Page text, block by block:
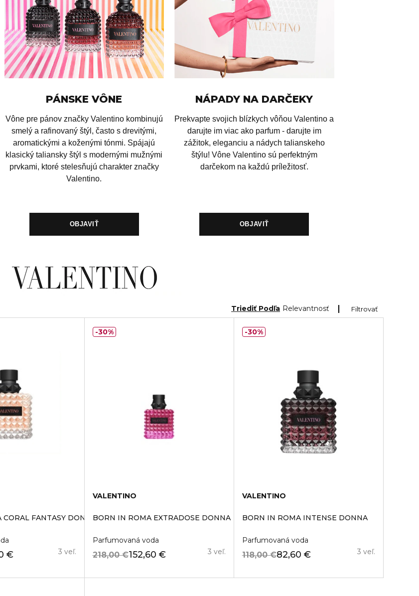
PÁNSKE VÔNE
Vône pre pánov značky Valentino kombinujú
smelý a rafinovaný štýl, často s drevitými,
aromatickými a koženými tónmi. Spájajú
klasický taliansky štýl s modernými mužnými
prvkami, ktoré stelesňujú charakter značky
Valentino.
OBJAVIŤ
NÁPADY NA DARČEKY
Prekvapte svojich blízkych vôňou Valentino a
darujte im viac ako parfum - darujte im
zážitok, eleganciu a nádych talianskeho
štýlu! Vône Valentino sú perfektným
darčekom na každú príležitosť.
OBJAVIŤ
Filtrovať
Triediť Podľa Relevantnosť
FANTASY DONNA
€ 3 veľ.
VALENTINO
BORN IN ROMA EXTRADOSE DONNA
Parfumovaná voda
152,60 €
218,00 € 3 veľ.
30%
VALENTINO
BORN IN ROMA INTENSE DONNA
Parfumovaná voda
82,60 €
118,00 € 3 veľ.
30%